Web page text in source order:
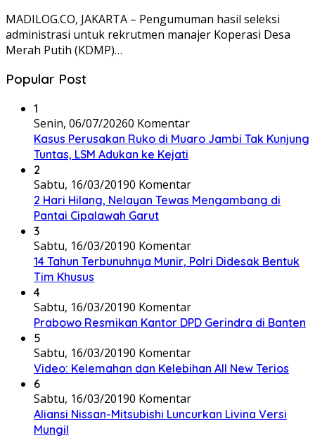
MADILOG.CO, JAKARTA – Pengumuman hasil seleksi
administrasi untuk rekrutmen manajer Koperasi Desa
Merah Putih (KDMP)…
Popular Post
1
Senin, 06/07/20260 Komentar
Kasus Perusakan Ruko di Muaro Jambi Tak Kunjung
Tuntas, LSM Adukan ke Kejati
2
Sabtu, 16/03/20190 Komentar
2 Hari Hilang, Nelayan Tewas Mengambang di
Pantai Cipalawah Garut
3
Sabtu, 16/03/20190 Komentar
14 Tahun Terbunuhnya Munir, Polri Didesak Bentuk
Tim Khusus
4
Sabtu, 16/03/20190 Komentar
Prabowo Resmikan Kantor DPD Gerindra di Banten
5
Sabtu, 16/03/20190 Komentar
Video: Kelemahan dan Kelebihan All New Terios
6
Sabtu, 16/03/20190 Komentar
Aliansi Nissan-Mitsubishi Luncurkan Livina Versi
Mungil